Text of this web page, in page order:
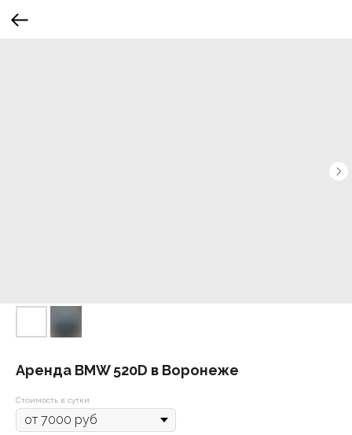
Аренда BMW 520D в Воронеже
Стоимость в сутки